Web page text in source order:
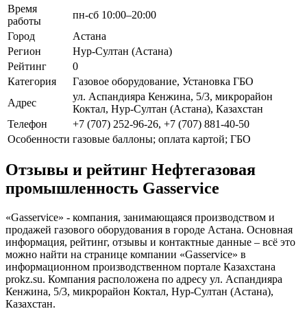
Время
работы
пн-сб 10:00–20:00
Город
Астана
Регион
Нур-Султан (Астана)
Рейтинг
0
Категория
Газовое оборудование, Установка ГБО
Адрес
ул. Аспандияра Кенжина, 5/3, микрорайон
Коктал, Нур-Султан (Астана), Казахстан
Телефон
+7 (707) 252-96-26, +7 (707) 881-40-50
Особенности газовые баллоны; оплата картой; ГБО
Отзывы и рейтинг Нефтегазовая
промышленность Gasservice
«Gasservice» - компания, занимающаяся производством и
продажей газового оборудования в городе Астана. Основная
информация, рейтинг, отзывы и контактные данные – всё это
можно найти на странице компании «Gasservice» в
информационном производственном портале Казахстана
prokz.su. Компания расположена по адресу ул. Аспандияра
Кенжина, 5/3, микрорайон Коктал, Нур-Султан (Астана),
Казахстан.